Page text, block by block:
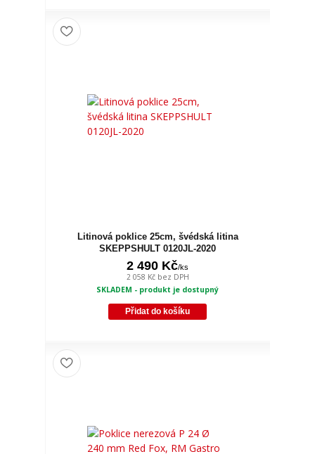
Litinová poklice 25cm, švédská litina
SKEPPSHULT 0120JL-2020
2 490 Kč/ks
2 058 Kč bez DPH
SKLADEM - produkt je dostupný
Přidat do košíku